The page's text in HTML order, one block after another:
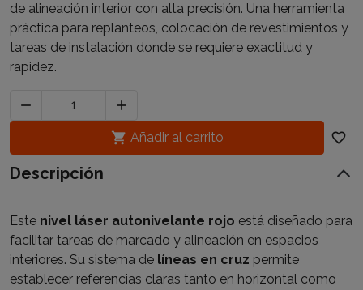
de alineación interior con alta precisión. Una herramienta
práctica para replanteos, colocación de revestimientos y
tareas de instalación donde se requiere exactitud y
rapidez.


 Añadir al carrito favorite_border
Descripción
Este nivel láser autonivelante rojo está diseñado para
facilitar tareas de marcado y alineación en espacios
interiores. Su sistema de líneas en cruz permite
establecer referencias claras tanto en horizontal como